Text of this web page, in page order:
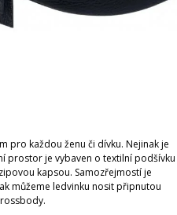
pro každou ženu či dívku. Nejinak je
prostor je vybaven o textilní podšívku
kapsou. Samozřejmostí je
můžeme ledvinku nosit připnutou